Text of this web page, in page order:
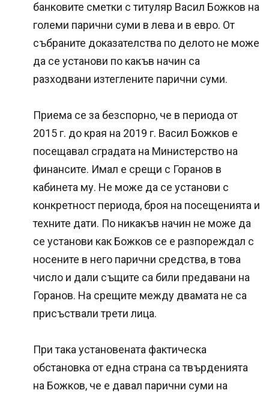
банковите сметки с титуляр Васил Божков на
големи парични суми в лева и в евро. От
събраните доказателства по делото не може
да се установи по какъв начин са
разходвани изтеглените парични суми.
Приема се за безспорно, че в периода от
2015 г. до края на 2019 г. Васил Божков е
посещавал сградата на Министерство на
финансите. Имал е срещи с Горанов в
кабинета му. Не може да се установи с
конкретност периода, броя на посещенията и
техните дати. По никакъв начин не може да
се установи как Божков се е разпореждал с
носените в него парични средства, в това
число и дали същите са били предавани на
Горанов. На срещите между двамата не са
присъствали трети лица.
При така установената фактическа
обстановка от една страна са твърденията
на Божков, че е давал парични суми на